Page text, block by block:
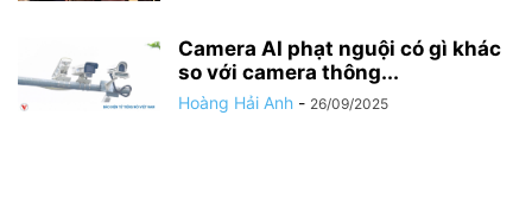
Camera AI phạt nguội có gì khác
so với camera thông...
Hoàng Hải Anh - 26/09/2025